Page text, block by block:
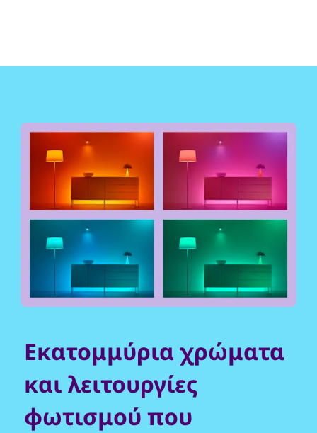
Εκατομμύρια χρώματα
και λειτουργίες
φωτισμού που